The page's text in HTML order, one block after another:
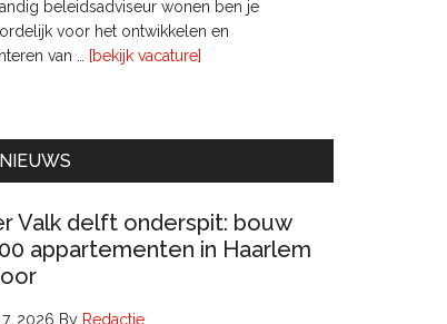
beleidsadviseur wonen ben je
voor het ontwikkelen en
van …
[bekijk vacature]
Valk delft onderspit: bouw
appartementen in Haarlem
2026 By Redactie